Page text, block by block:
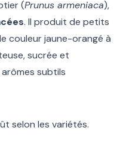
(Prunus armeniaca),
. Il produit de petits
couleur jaune-orangé à
sucrée et
subtils
selon les variétés.